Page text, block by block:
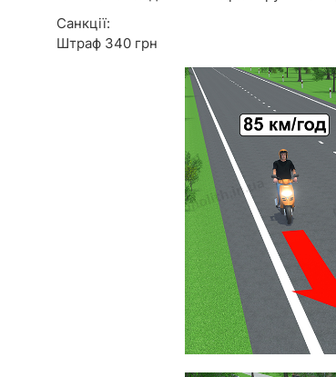
Санкції:
Штраф 340 грн